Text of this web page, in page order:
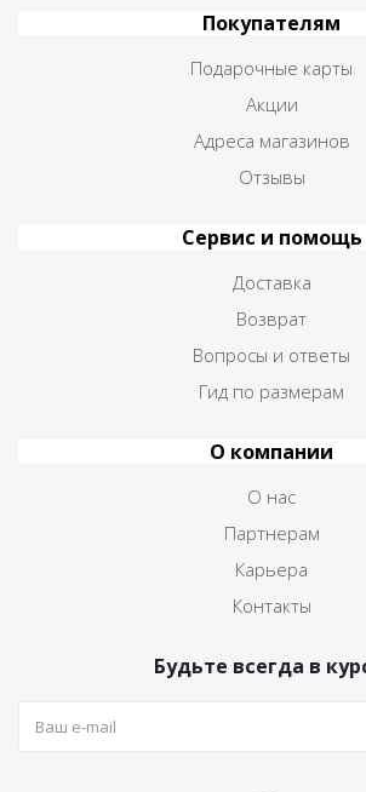
Покупателям
Подарочные карты
Акции
Адреса магазинов
Отзывы
Сервис и помощь
Доставка
Возврат
Вопросы и ответы
Гид по размерам
О компании
О нас
Партнерам
Карьера
Контакты
Будьте всегда в